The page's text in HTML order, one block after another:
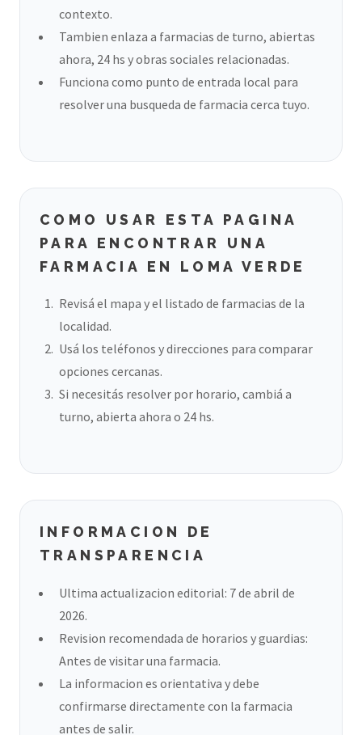
contexto.
Tambien enlaza a farmacias de turno, abiertas
ahora, 24 hs y obras sociales relacionadas.
Funciona como punto de entrada local para
resolver una busqueda de farmacia cerca tuyo.
COMO USAR ESTA PAGINA
PARA ENCONTRAR UNA
FARMACIA EN LOMA VERDE
Revisá el mapa y el listado de farmacias de la
localidad.
Usá los teléfonos y direcciones para comparar
opciones cercanas.
Si necesitás resolver por horario, cambiá a
turno, abierta ahora o 24 hs.
INFORMACION DE
TRANSPARENCIA
Ultima actualizacion editorial: 7 de abril de
2026.
Revision recomendada de horarios y guardias:
Antes de visitar una farmacia.
La informacion es orientativa y debe
confirmarse directamente con la farmacia
antes de salir.